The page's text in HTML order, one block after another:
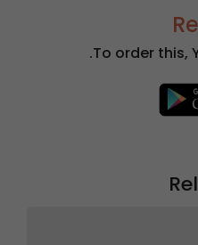
To order this,